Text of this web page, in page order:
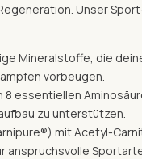
Unser
Mineralstoffe, die
vorbeugen.
essentiellen
zu unterstützen.
mit Acetyl-
anspruchsvolle